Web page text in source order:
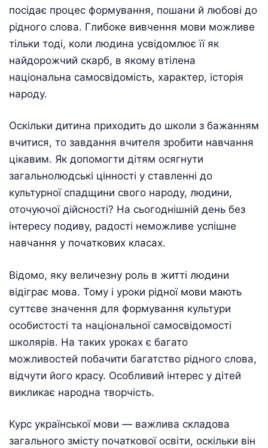
посідає процес формування, пошани й любові до
рідного слова. Глибоке вивчення мови можливе
тільки тоді, коли людина усвідомлює її як
найдорожчий скарб, в якому втілена
національна самосвідомість, характер, історія
народу.
Оскільки дитина приходить до школи з бажанням
вчитися, то завдання вчителя зробити навчання
цікавим. Як допомогти дітям осягнути
загальнолюдські цінності у ставленні до
культурної спадщини свого народу, людини,
оточуючої дійсності? На сьогоднішній день без
інтересу подиву, радості неможливе успішне
навчання у початкових класах.
Відомо, яку величезну роль в житті людини
відіграє мова. Тому і уроки рідної мови мають
суттєве значення для формування культури
особистості та національної самосвідомості
школярів. На таких уроках є багато
можливостей побачити багатство рідного слова,
відчути його красу. Особливий інтерес у дітей
викликає народна творчість.
Курс української мови — важлива складова
загального змісту початкової освіти, оскільки він